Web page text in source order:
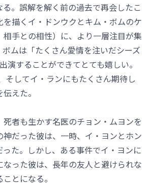
。誤解を解く前の過去で再会したこ
を描くイ・ドンウクとキム・ボムのケ
相手との相性）に、より一層注目が集
ボムは「たくさん愛情を注いだシーズ
演することができてとても嬉しい。
そしてイ・ランにもたくさん期待し
えた。
死者も生かす名医のチョン・ムヨンを
だった彼は、一時、イ・ヨンとホン
た。しかし、ある事件でイ・ヨンに
った彼は、長年の友人と避けられな
とになる。